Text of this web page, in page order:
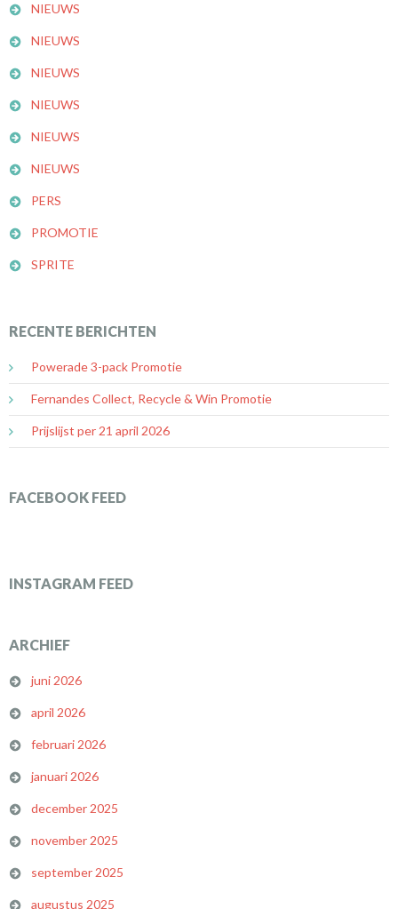
NIEUWS
NIEUWS
NIEUWS
NIEUWS
NIEUWS
NIEUWS
PERS
PROMOTIE
SPRITE
RECENTE BERICHTEN
Powerade 3-pack Promotie
Fernandes Collect, Recycle & Win Promotie
Prijslijst per 21 april 2026
FACEBOOK FEED
INSTAGRAM FEED
ARCHIEF
juni 2026
april 2026
februari 2026
januari 2026
december 2025
november 2025
september 2025
augustus 2025